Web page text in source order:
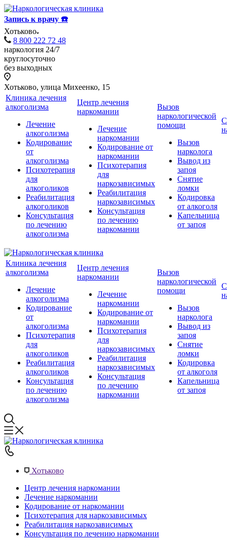
Запись к врачу ☎️
Хотьково
8 800 222 72 48
наркология 24/7
круглосуточно
без выходных
Хотьково, улица Михеенко, 15
Клиника лечения
алкоголизма
Лечение
алкоголизма
Кодирование
от
алкоголизма
Психотерапия
для
алкоголиков
Реабилитация
алкоголиков
Консультация
по лечению
алкоголизма
Центр лечения
наркомании
Лечение
наркомании
Кодирование от
наркомании
Психотерапия
для
наркозависимых
Реабилитация
наркозависимых
Консультация
по лечению
наркомании
Вызов
наркологической
помощи
Вызов
нарколога
Вывод из
запоя
Снятие
ломки
Кодировка
от алкоголя
Капельница
от запоя
Клиника лечения
алкоголизма
Лечение
алкоголизма
Кодирование
от
алкоголизма
Психотерапия
для
алкоголиков
Реабилитация
алкоголиков
Консультация
по лечению
алкоголизма
Центр лечения
наркомании
Лечение
наркомании
Кодирование от
наркомании
Психотерапия
для
наркозависимых
Реабилитация
наркозависимых
Консультация
по лечению
наркомании
Вызов
наркологической
помощи
Вызов
нарколога
Вывод из
запоя
Снятие
ломки
Кодировка
от алкоголя
Капельница
от запоя
Хотьково
Центр лечения наркомании
Лечение наркомании
Кодирование от наркомании
Психотерапия для наркозависимых
Реабилитация наркозависимых
Консультация по лечению наркомании